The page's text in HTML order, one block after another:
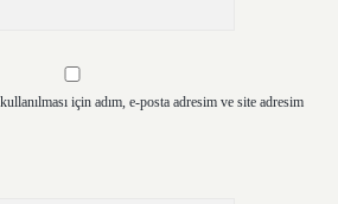
için adım, e-posta adresim ve site adresim